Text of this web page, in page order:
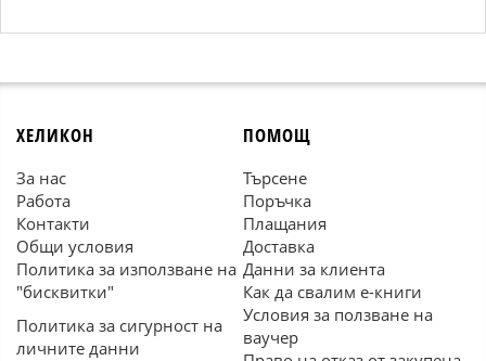
ХЕЛИКОН
За нас
Работа
Контакти
Общи условия
Политика за използване на
"бисквитки"
Политика за сигурност на
личните данни
ПОМОЩ
Търсене
Поръчка
Плащания
Доставка
Данни за клиента
Как да свалим е-книги
Условия за ползване на
ваучер